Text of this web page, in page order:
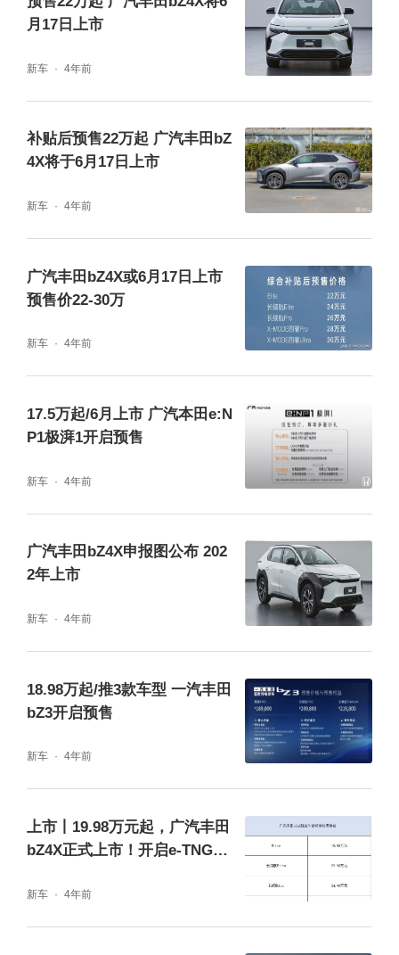
座舱数字车载生态系统，支持语音识别，支持
OTA软件升级；数字钥匙，通过智能手机实现
的多场景智能泊车助手，即使是开放式车位也
可通过自定义轻松应对停车，在狭窄的路况
下，也能通过智能手机APP实现遥控泊车。
广汽丰田bZ4X采用高性能低衰减电池，拥有
方位碰撞应对结构，可以更好地保护电池安全
为进一步提升整车的动力性能以及驾驶节能
性，确保尤其是冬季的实际续航里程，广汽丰
田bZ4X搭载高效率三合一电机系统，并通过
优化空气动力设计、打造轻量化车身、采用热
统等多项低能耗措施，实现在CLTC工况标准
下615km的纯电续航里程。
月17日上市
新车 4年前
补贴后预售22万起 广汽丰田bZ
4X将于6月17日上市
新车 4年前
广汽丰田bZ4X或6月17日上市
预售价22-30万
新车 4年前
17.5万起/6月上市 广汽本田e:N
P1极湃1开启预售
新车 4年前
广汽丰田bZ4X申报图公布 202
2年上市
新车 4年前
18.98万起/推3款车型 一汽丰田
bZ3开启预售
新车 4年前
上市丨19.98万元起，广汽丰田
bZ4X正式上市！开启e-TNGA
新车 4年前